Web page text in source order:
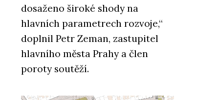
dosaženo široké shody na
hlavních parametrech rozvoje,“
doplnil Petr Zeman, zastupitel
hlavního města Prahy a člen
poroty soutěží.